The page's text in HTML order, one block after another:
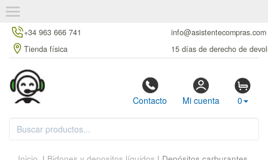
+34 963 666 741
info@asistentecompras.com
Tienda física
15 días de derecho de
Contacto Mi cuenta 0